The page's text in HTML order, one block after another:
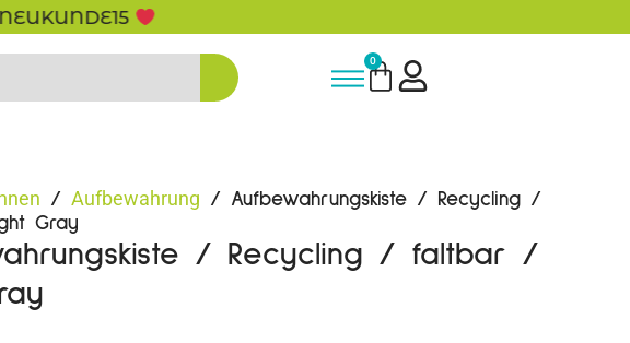
0
/ Aufbewahrung / Aufbewahrungskiste / Recycling /
Gray
/ Recycling / faltbar /